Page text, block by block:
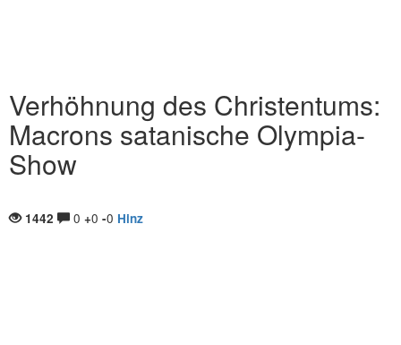
Verhöhnung des Christentums:
Macrons satanische Olympia-
Show
1442 0 +0 -0 Hinz